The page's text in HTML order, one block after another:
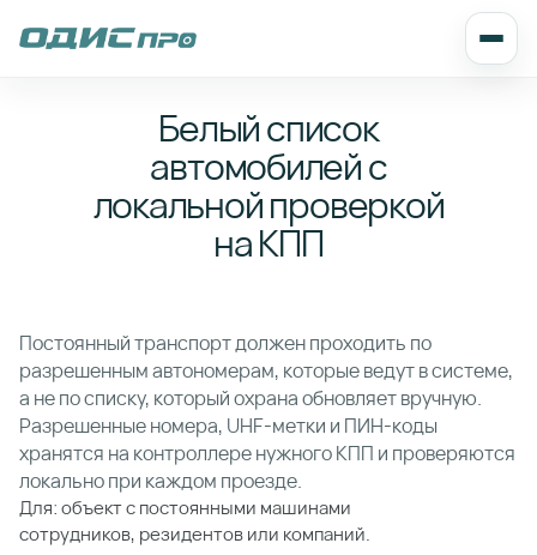
Белый список
автомобилей с
локальной проверкой
на КПП
Постоянный транспорт должен проходить по
разрешенным автономерам, которые ведут в системе,
а не по списку, который охрана обновляет вручную.
Разрешенные номера, UHF-метки и ПИН-коды
хранятся на контроллере нужного КПП и проверяются
локально при каждом проезде.
Для: объект с постоянными машинами
сотрудников, резидентов или компаний.